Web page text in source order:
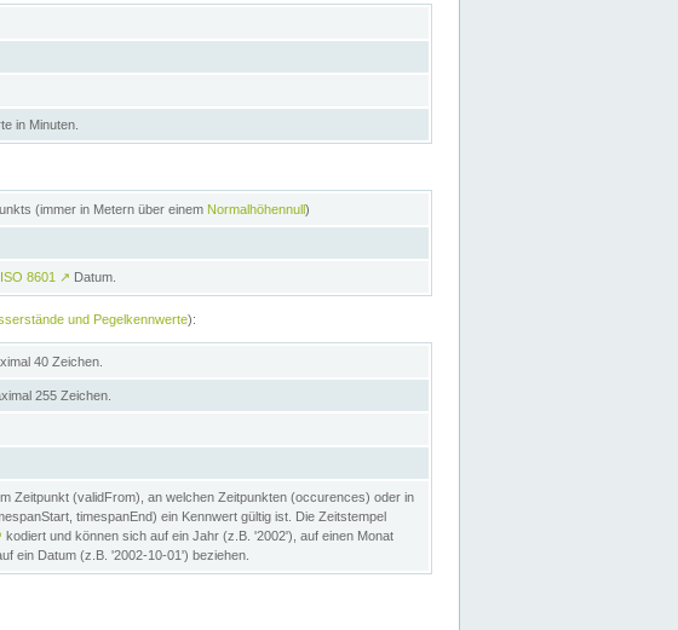
in Minuten.
(immer in Metern über einem Normalhöhennull )
ISO 8601 ↗ Datum.
und Pegelkennwerte):
40 Zeichen.
255 Zeichen.
Zeitpunkt (validFrom), an welchen Zeitpunkten (occurences) oder in
timespanEnd) ein Kennwert gültig ist. Die Zeitstempel
kodiert und können sich auf ein Jahr (z.B. '2002'), auf einen Monat
ein Datum (z.B. '2002-10-01') beziehen.